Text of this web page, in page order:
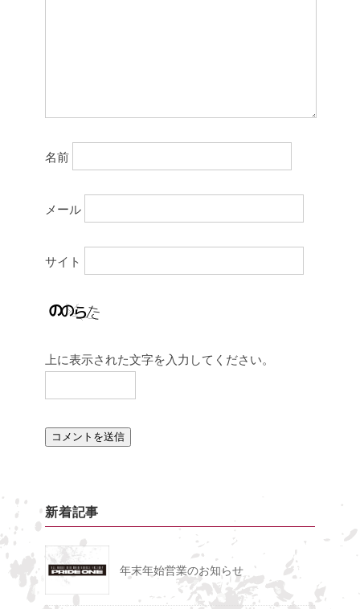
名前
メール
サイト
上に表示された文字を入力してください。
新着記事
年末年始営業のお知らせ